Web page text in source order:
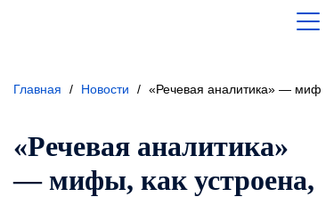
Главная / Новости / «Речевая аналитика» — мифы,
«Речевая аналитика»
— мифы, как устроена,